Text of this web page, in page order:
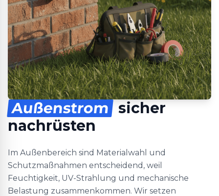
Außenstrom sicher
nachrüsten
Im Außenbereich sind Materialwahl und
Schutzmaßnahmen entscheidend, weil
Feuchtigkeit, UV-Strahlung und mechanische
Belastung zusammenkommen. Wir setzen